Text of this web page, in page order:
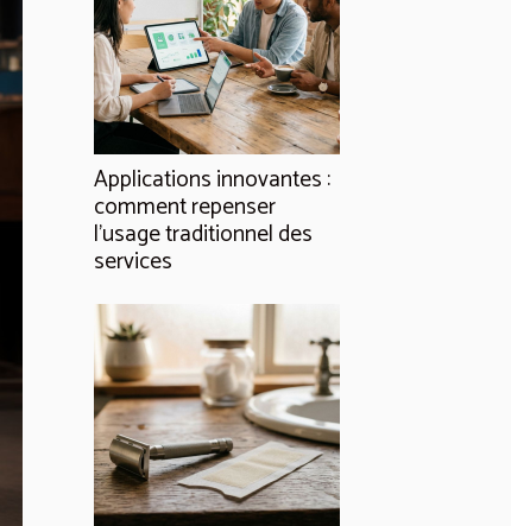
Applications innovantes :
comment repenser
l’usage traditionnel des
services